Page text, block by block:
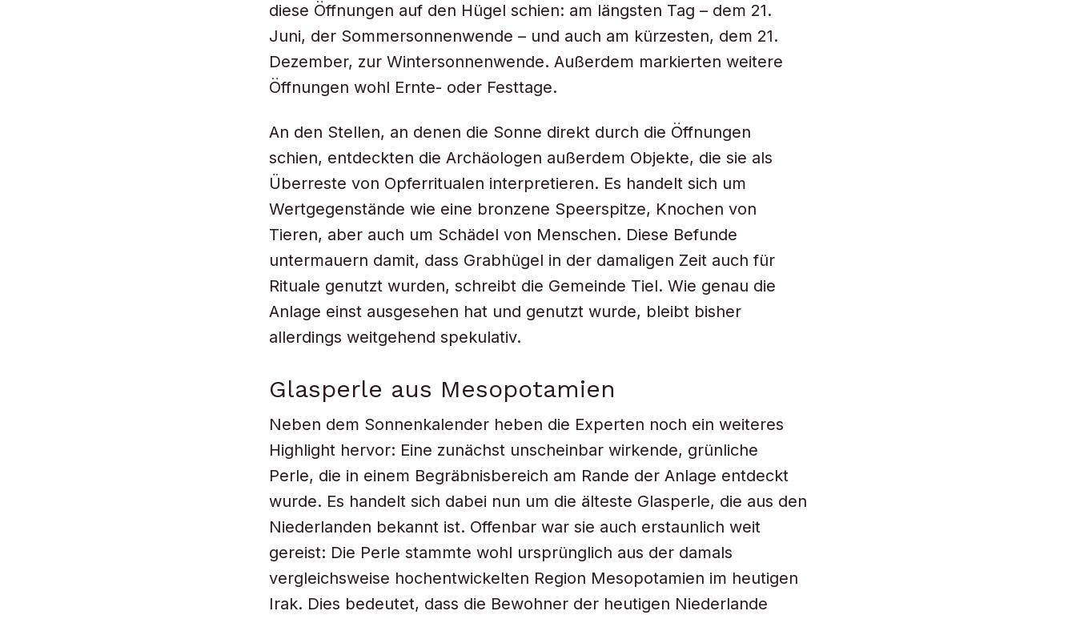
diese Öffnungen auf den Hügel schien: am längsten Tag – dem 21.
Juni, der Sommersonnenwende – und auch am kürzesten, dem 21.
Dezember, zur Wintersonnenwende. Außerdem markierten weitere
Öffnungen wohl Ernte- oder Festtage.
An den Stellen, an denen die Sonne direkt durch die Öffnungen
schien, entdeckten die Archäologen außerdem Objekte, die sie als
Überreste von Opferritualen interpretieren. Es handelt sich um
Wertgegenstände wie eine bronzene Speerspitze, Knochen von
Tieren, aber auch um Schädel von Menschen. Diese Befunde
untermauern damit, dass Grabhügel in der damaligen Zeit auch für
Rituale genutzt wurden, schreibt die Gemeinde Tiel. Wie genau die
Anlage einst ausgesehen hat und genutzt wurde, bleibt bisher
allerdings weitgehend spekulativ.
Glasperle aus Mesopotamien
Neben dem Sonnenkalender heben die Experten noch ein weiteres
Highlight hervor: Eine zunächst unscheinbar wirkende, grünliche
Perle, die in einem Begräbnisbereich am Rande der Anlage entdeckt
wurde. Es handelt sich dabei nun um die älteste Glasperle, die aus den
Niederlanden bekannt ist. Offenbar war sie auch erstaunlich weit
gereist: Die Perle stammte wohl ursprünglich aus der damals
vergleichsweise hochentwickelten Region Mesopotamien im heutigen
Irak. Dies bedeutet, dass die Bewohner der heutigen Niederlande